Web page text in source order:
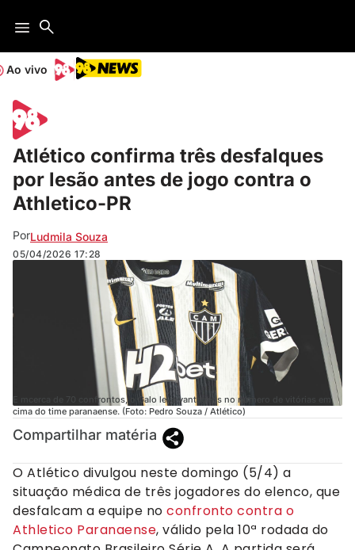
Ao vivo
Atlético confirma três desfalques
por lesão antes de jogo contra o
Athletico-PR
PorLudmila Souza
05/04/2026 17:28
E mcerca de 70 confrontos, o Galo leva vantagens no número de vitórias em
cima do time paranaense. (Foto: Pedro Souza / Atlético)
Compartilhar matéria
O Atlético divulgou neste domingo (5/4) a
situação médica de três jogadores do elenco, que
desfalcam a equipe no confronto contra o
Athletico Paranaense, válido pela 10ª rodada do